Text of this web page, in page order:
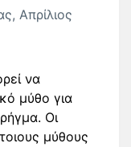
Απρίλιος
να
μύθο για
Οι
μύθους